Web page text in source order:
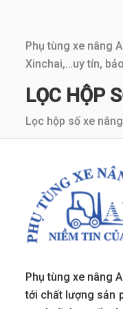
Phụ tùng xe nâng
Xinchai,…uy tín,
LỌC HỘP
Lọc hộp số xe
Lọc nhớt hộp số
Lọc nhớt hộp số
Lọc hộp số xe
số. Dầu được
các te. Sau đó
Phụ tùng xe nâng
tới chất lượng sản